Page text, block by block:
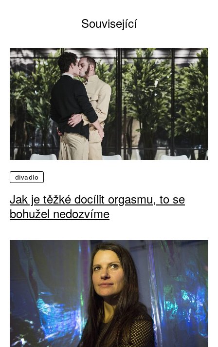
Související
divadlo
Jak je těžké docílit orgasmu, to se
bohužel nedozvíme